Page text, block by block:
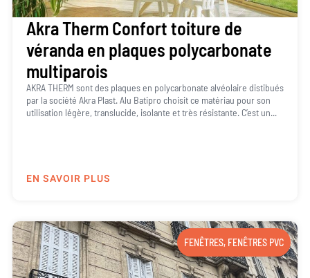
Akra Therm Confort toiture de
véranda en plaques polycarbonate
multiparois
AKRA THERM sont des plaques en polycarbonate alvéolaire distibués
par la société Akra Plast. Alu Batipro choisit ce matériau pour son
utilisation légère, translucide, isolante et très résistante. C’est un...
EN SAVOIR PLUS
FENÊTRES, FENÊTRES PVC